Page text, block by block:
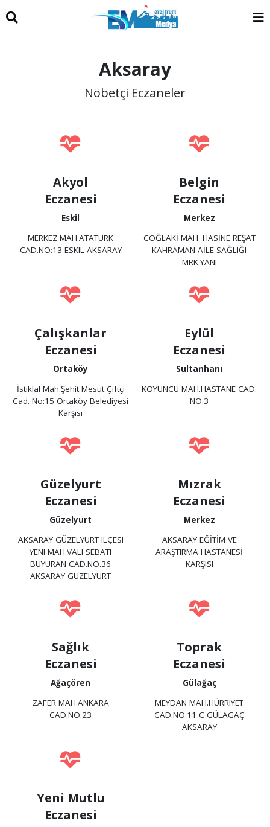
Aksaray
Nöbetçi Eczaneler
Akyol
Eczanesi
Eskil
MERKEZ MAH.ATATÜRK
CAD.NO:13 ESKIL AKSARAY
Belgin
Eczanesi
Merkez
COĞLAKİ MAH. HASİNE REŞAT
KAHRAMAN AİLE SAĞLIĞI
MRK.YANI
Çalışkanlar
Eczanesi
Ortaköy
İstiklal Mah.Şehit Mesut Çiftçi
Cad. No:15 Ortaköy Belediyesi
Karşısı
Eylül
Eczanesi
Sultanhanı
KOYUNCU MAH.HASTANE CAD.
NO:3
Güzelyurt
Eczanesi
Güzelyurt
AKSARAY GÜZELYURT ILÇESI
YENI MAH.VALI SEBATI
BUYURAN CAD.NO.36
AKSARAY GÜZELYURT
Mızrak
Eczanesi
Merkez
AKSARAY EĞİTİM VE
ARAŞTIRMA HASTANESİ
KARŞISI
Sağlık
Eczanesi
Ağaçören
ZAFER MAH.ANKARA
CAD.NO:23
Toprak
Eczanesi
Gülağaç
MEYDAN MAH.HÜRRIYET
CAD.NO:11 C GÜLAGAÇ
AKSARAY
Yeni Mutlu
Eczanesi